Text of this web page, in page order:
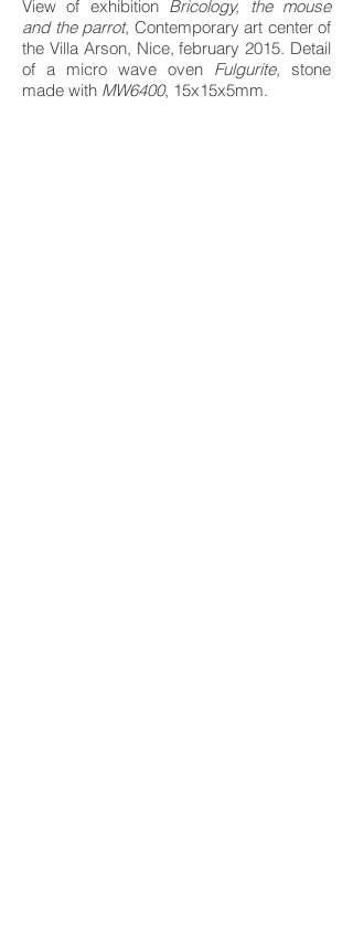
View of exhibition Bricology, the mouse
and the parrot, Contemporary art center of
the Villa Arson, Nice, february 2015. Detail
of a micro wave oven Fulgurite, stone
made with MW6400, 15x15x5mm.